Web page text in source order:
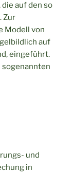
auf den so
Zur
Modell von
auf
eingeführt.
sogenannten
und
in